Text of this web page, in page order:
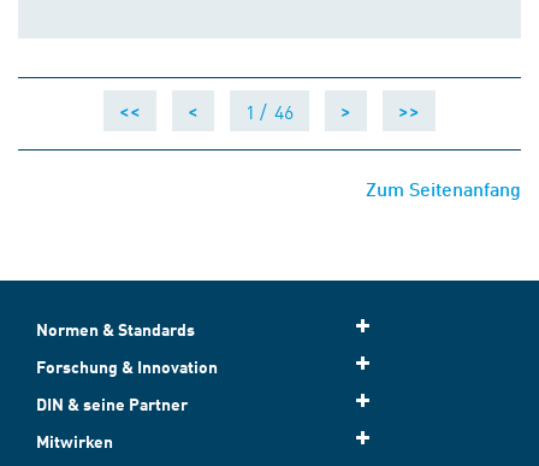
<< < 1 / 46 > >>
Zum Seitenanfang
Normen & Standards
Forschung & Innovation
DIN & seine Partner
Mitwirken